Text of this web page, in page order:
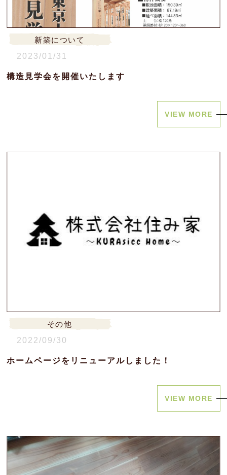
新築について
2023/01/31
構造見学会を開催いたします
VIEW MORE
その他
2022/09/30
ホームページをリニューアルしました！
VIEW MORE